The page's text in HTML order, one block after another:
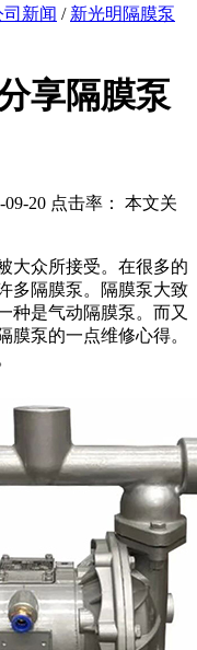
司新闻 / 新光明隔膜泵
享隔膜泵
20 点击率：
本文关
大众所接受。在很多的
多隔膜泵。隔膜泵大致
种是气动隔膜泵。而又
膜泵的一点维修心得。